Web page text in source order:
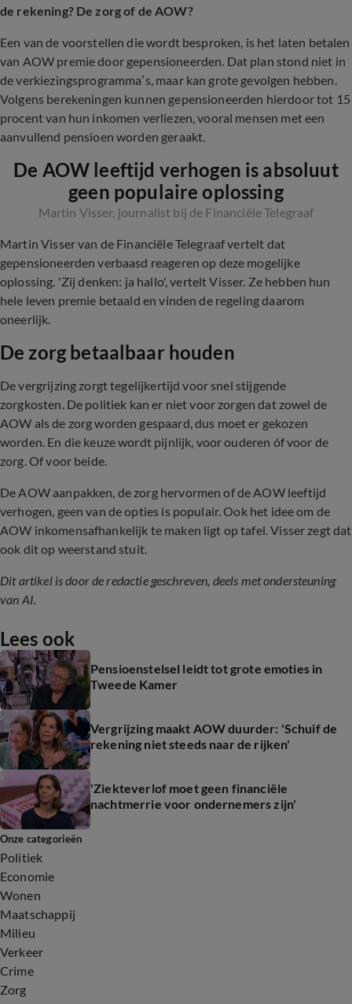
de rekening? De zorg of de AOW?
Een van de voorstellen die wordt besproken, is het laten betalen
van AOW premie door gepensioneerden. Dat plan stond niet in
de verkiezingsprogramma’s, maar kan grote gevolgen hebben.
Volgens berekeningen kunnen gepensioneerden hierdoor tot 15
procent van hun inkomen verliezen, vooral mensen met een
aanvullend pensioen worden geraakt.
De AOW leeftijd verhogen is absoluut
geen populaire oplossing
Martin Visser, journalist bij de Financiële Telegraaf
Martin Visser van de Financiële Telegraaf vertelt dat
gepensioneerden verbaasd reageren op deze mogelijke
oplossing. 'Zij denken: ja hallo', vertelt Visser. Ze hebben hun
hele leven premie betaald en vinden de regeling daarom
oneerlijk.
De zorg betaalbaar houden
De vergrijzing zorgt tegelijkertijd voor snel stijgende
zorgkosten. De politiek kan er niet voor zorgen dat zowel de
AOW als de zorg worden gespaard, dus moet er gekozen
worden. En die keuze wordt pijnlijk, voor ouderen óf voor de
zorg. Of voor beide.
De AOW aanpakken, de zorg hervormen of de AOW leeftijd
verhogen, geen van de opties is populair. Ook het idee om de
AOW inkomensafhankelijk te maken ligt op tafel. Visser zegt dat
ook dit op weerstand stuit.
Dit artikel is door de redactie geschreven, deels met ondersteuning
van AI.
Lees ook
Pensioenstelsel leidt tot grote emoties in
Tweede Kamer
Vergrijzing maakt AOW duurder: 'Schuif de
rekening niet steeds naar de rijken'
'Ziekteverlof moet geen financiële
nachtmerrie voor ondernemers zijn'
Onze categorieën
Politiek
Economie
Wonen
Maatschappij
Milieu
Verkeer
Crime
Zorg